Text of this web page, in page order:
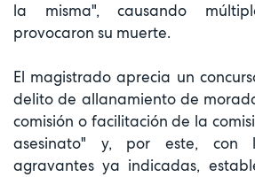
la misma", causando
provocaron su muerte.
El magistrado aprecia un
delito de allanamiento de
comisión o facilitación de la
asesinato" y, por este, con
agravantes ya indicadas,